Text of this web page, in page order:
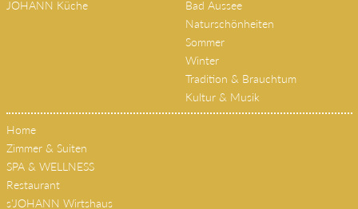
RESTAURANT AUSSEERLAND
Bad Aussee
Naturschönheiten
Sommer
Winter
Tradition & Brauchtum
Home
Zimmer & Suiten
SPA & WELLNESS